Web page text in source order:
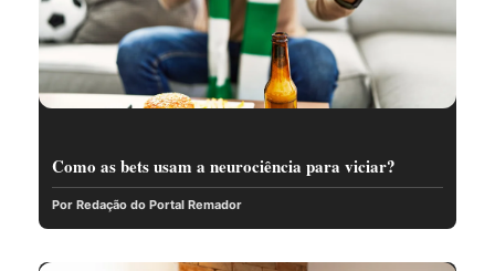
Como as bets usam a neurociência para viciar?
Por Redação do Portal Remador